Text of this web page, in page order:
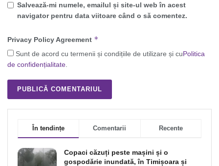
Salvează-mi numele, emailul și site-ul web în acest
navigator pentru data viitoare când o să comentez.
Privacy Policy Agreement *
Sunt de acord cu termenii și condițiile de utilizare și cuPolitica
de confidențialitate
În tendințe Comentarii Recente
Copaci căzuți peste mașini și o
gospodărie inundată, în Timișoara și